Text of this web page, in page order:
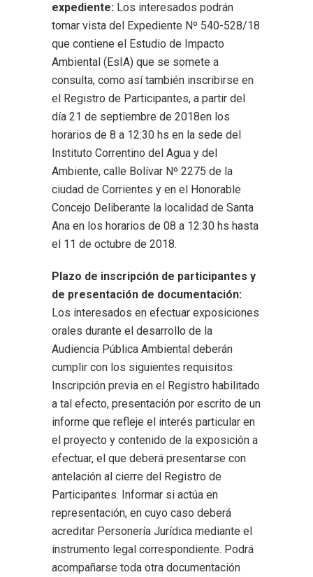
expediente: Los interesados podrán
tomar vista del Expediente Nº 540-528/18
que contiene el Estudio de Impacto
Ambiental (EsIA) que se somete a
consulta, como así también inscribirse en
el Registro de Participantes, a partir del
día 21 de septiembre de 2018en los
horarios de 8 a 12:30 hs en la sede del
Instituto Correntino del Agua y del
Ambiente, calle Bolívar Nº 2275 de la
ciudad de Corrientes y en el Honorable
Concejo Deliberante la localidad de Santa
Ana en los horarios de 08 a 12:30 hs hasta
el 11 de octubre de 2018.
Plazo de inscripción de participantes y
de presentación de documentación:
Los interesados en efectuar exposiciones
orales durante el desarrollo de la
Audiencia Pública Ambiental deberán
cumplir con los siguientes requisitos:
Inscripción previa en el Registro habilitado
a tal efecto, presentación por escrito de un
informe que refleje el interés particular en
el proyecto y contenido de la exposición a
efectuar, el que deberá presentarse con
antelación al cierre del Registro de
Participantes. Informar si actúa en
representación, en cuyo caso deberá
acreditar Personería Jurídica mediante el
instrumento legal correspondiente. Podrá
acompañarse toda otra documentación